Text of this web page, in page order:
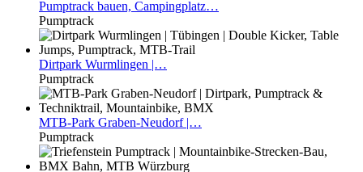
Pumptrack bauen, Campingplatz…
Pumptrack
Dirtpark Wurmlingen |…
Pumptrack
MTB-Park Graben-Neudorf |…
Pumptrack